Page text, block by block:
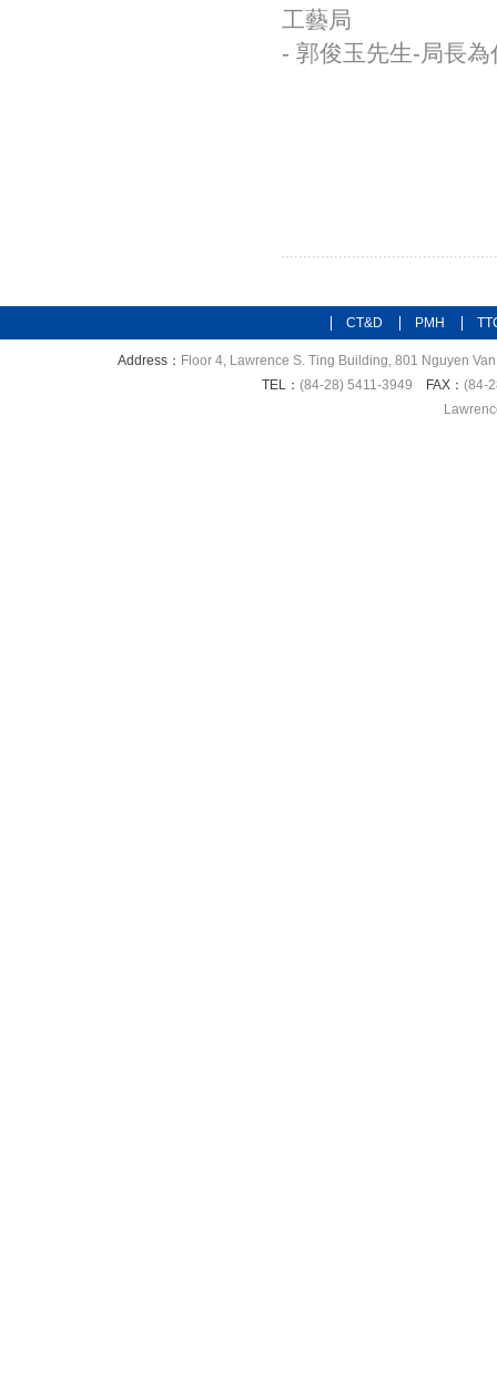
工藝局
- 郭俊玉先生-局長
CT&D PMH
Address： Floor 4, Lawrence S. Ting Building, 801 Nguyen
TEL： (84-28) 5411-3949 FAX： (84-